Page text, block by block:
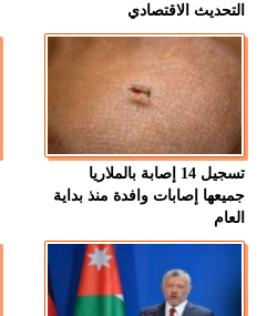
التحديث الاقتصادي
تسجيل 14 إصابة بالملاريا
جميعها إصابات وافدة منذ بداية
العام